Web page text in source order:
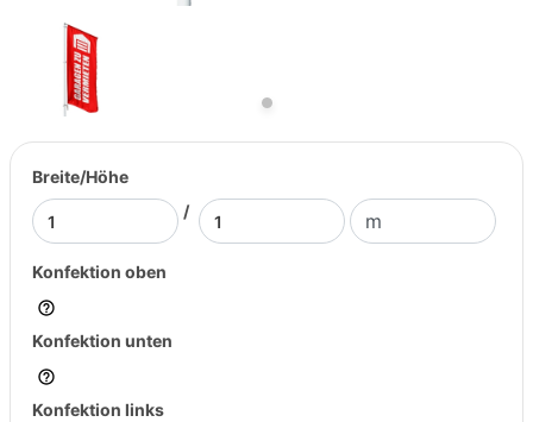
Breite/Höhe
/
Konfektion oben
Konfektion unten
Konfektion links